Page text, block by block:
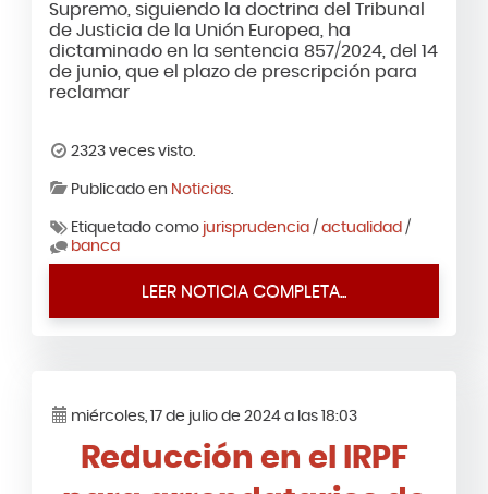
Supremo, siguiendo la doctrina del Tribunal
de Justicia de la Unión Europea, ha
dictaminado en la sentencia 857/2024, del 14
de junio, que el plazo de prescripción para
reclamar
2323 veces visto.
Publicado en Noticias.
Etiquetado como jurisprudencia/ actualidad /
banca
LEER NOTICIA COMPLETA...
miércoles, 17 de julio de 2024 a las 18:03
Reducción en el IRPF